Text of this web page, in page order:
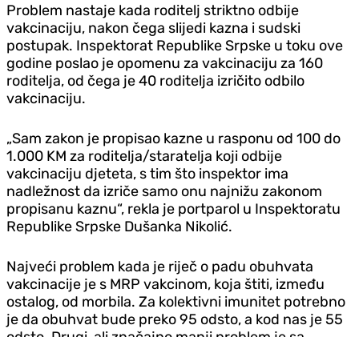
Problem nastaje kada roditelj striktno odbije
vakcinaciju, nakon čega slijedi kazna i sudski
postupak. Inspektorat Republike Srpske u toku ove
godine poslao je opomenu za vakcinaciju za 160
roditelja, od čega je 40 roditelja izričito odbilo
vakcinaciju.
„Sam zakon je propisao kazne u rasponu od 100 do
1.000 KM za roditelja/staratelja koji odbije
vakcinaciju djeteta, s tim što inspektor ima
nadležnost da izriče samo onu najnižu zakonom
propisanu kaznu“, rekla je portparol u Inspektoratu
Republike Srpske Dušanka Nikolić.
Najveći problem kada je riječ o padu obuhvata
vakcinacije je s MRP vakcinom, koja štiti, između
ostalog, od morbila. Za kolektivni imunitet potrebno
je da obuhvat bude preko 95 odsto, a kod nas je 55